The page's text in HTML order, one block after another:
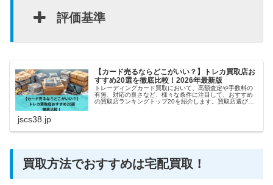
評価基準
【カード売るならどこがいい？】トレカ買取店お
すすめ20選を徹底比較！2026年最新版
トレーディングカード買取において、高額査定や手数料の
有無、対応の良さなど、様々な条件に注目して、おすすめ
の買取店ランキングトップ20を紹介します。買取店選びで
jscs38.jp
買取方法でおすすめは宅配買取！